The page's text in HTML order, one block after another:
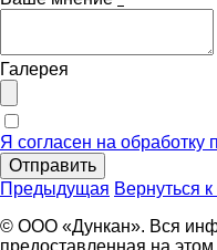
Галерея
Я согласен на
Отправить
Предыдущая Вернуться к
© ООО «Дункан». Вся
предоставленная на этом